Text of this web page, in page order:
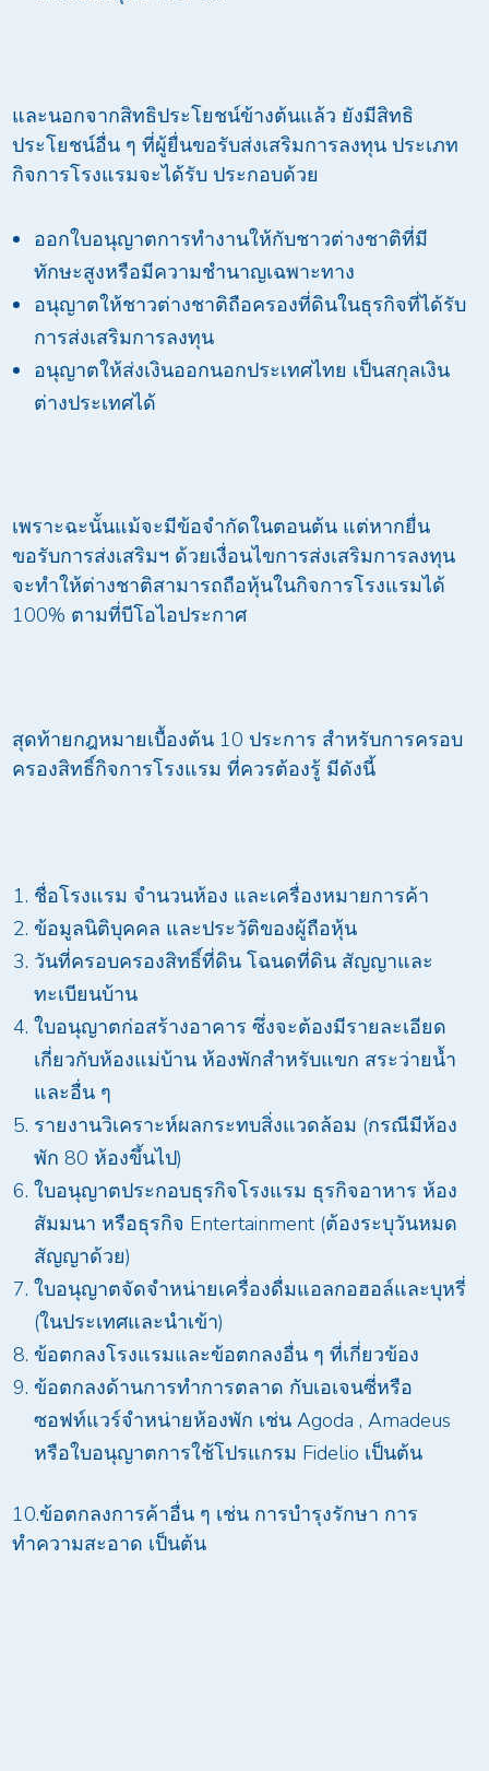
และนอกจากสิทธิประโยชน์ข้างต้นแล้ว ยังมีสิทธิ
ประโยชน์อื่น ๆ ที่ผู้ยื่นขอรับส่งเสริมการลงทุน ประเภท
กิจการโรงแรมจะได้รับ ประกอบด้วย
ออกใบอนุญาตการทำงานให้กับชาวต่างชาติที่มี
ทักษะสูงหรือมีความชำนาญเฉพาะทาง
อนุญาตให้ชาวต่างชาติถือครองที่ดินในธุรกิจที่ได้รับ
การส่งเสริมการลงทุน
อนุญาตให้ส่งเงินออกนอกประเทศไทย เป็นสกุลเงิน
ต่างประเทศได้
เพราะฉะนั้นแม้จะมีข้อจำกัดในตอนต้น แต่หากยื่น
ขอรับการส่งเสริมฯ ด้วยเงื่อนไขการส่งเสริมการลงทุน
จะทำให้ต่างชาติสามารถถือหุ้นในกิจการโรงแรมได้
100% ตามที่บีโอไอประกาศ
สุดท้ายกฎหมายเบื้องต้น 10 ประการ สำหรับการครอบ
ครองสิทธิ์กิจการโรงแรม ที่ควรต้องรู้ มีดังนี้
ชื่อโรงแรม จำนวนห้อง และเครื่องหมายการค้า
ข้อมูลนิติบุคคล และประวัติของผู้ถือหุ้น
วันที่ครอบครองสิทธิ์ที่ดิน โฉนดที่ดิน สัญญาและ
ทะเบียนบ้าน
ใบอนุญาตก่อสร้างอาคาร ซึ่งจะต้องมีรายละเอียด
เกี่ยวกับห้องแม่บ้าน ห้องพักสำหรับแขก สระว่ายน้ำ
และอื่น ๆ
รายงานวิเคราะห์ผลกระทบสิ่งแวดล้อม (กรณีมีห้อง
พัก 80 ห้องขึ้นไป)
ใบอนุญาตประกอบธุรกิจโรงแรม ธุรกิจอาหาร ห้อง
สัมมนา หรือธุรกิจ Entertainment (ต้องระบุวันหมด
สัญญาด้วย)
ใบอนุญาตจัดจำหน่ายเครื่องดื่มแอลกอฮอล์และบุหรี่
(ในประเทศและนำเข้า)
ข้อตกลงโรงแรมและข้อตกลงอื่น ๆ ที่เกี่ยวข้อง
ข้อตกลงด้านการทำการตลาด กับเอเจนซี่หรือ
ซอฟท์แวร์จำหน่ายห้องพัก เช่น Agoda , Amadeus
หรือใบอนุญาตการใช้โปรแกรม Fidelio เป็นต้น
10.ข้อตกลงการค้าอื่น ๆ เช่น การบำรุงรักษา การ
ทำความสะอาด เป็นต้น